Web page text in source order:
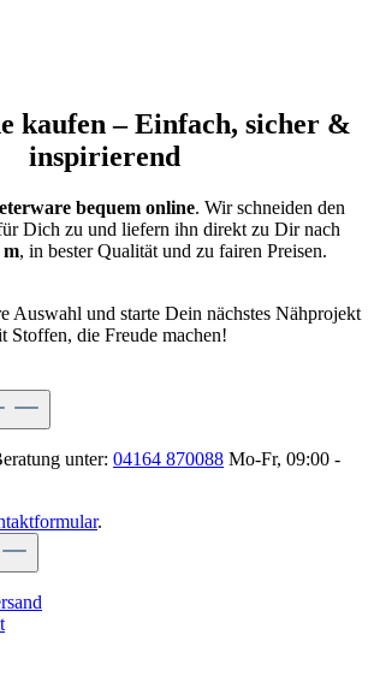
kaufen – Einfach, sicher &
inspirierend
bequem online. Wir schneiden den
Dich zu und liefern ihn direkt zu Dir nach
m, in bester Qualität und zu fairen Preisen.
Auswahl und starte Dein nächstes Nähprojekt
Stoffen, die Freude machen!
unter: 04164 870088 Mo-Fr, 09:00 -
.